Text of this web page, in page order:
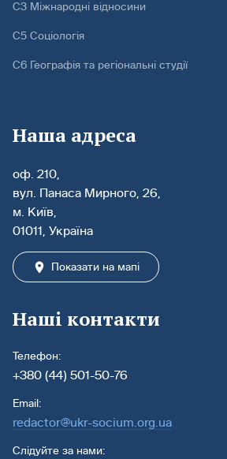
С3 Міжнародні відносини
С5 Соціологія
С6 Географія та регіональні студії
Наша адреса
оф. 210,
вул. Панаса Мирного, 26,
м. Київ,
01011, Україна
Показати на мапі
Наші контакти
Телефон:
+380 (44) 501-50-76
Email:
redactor@ukr-socium.org.ua
Слідуйте за нами: